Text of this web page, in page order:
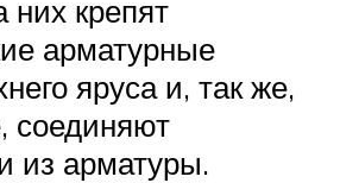
крепят
арматурные
яруса и, так же,
соединяют
из арматуры.